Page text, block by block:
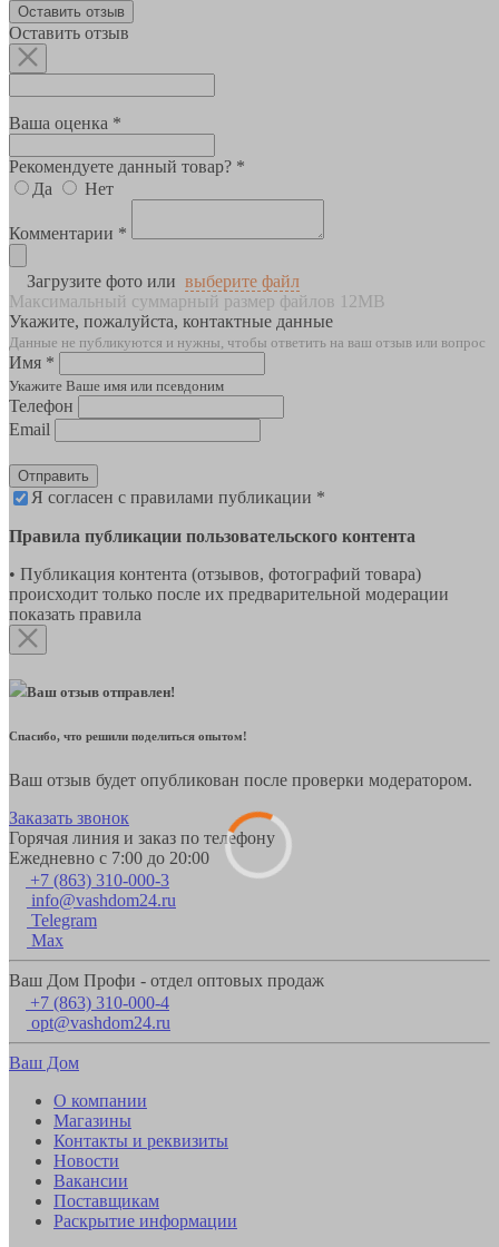
Оставить отзыв
Оставить отзыв
Ваша оценка *
Рекомендуете данный товар? *
Да
Нет
Комментарии *
Загрузите фото или выберите файл
Максимальный суммарный размер файлов 12MB
Укажите, пожалуйста, контактные данные
Данные не публикуются и нужны, чтобы ответить на ваш отзыв или вопрос
Имя *
Укажите Ваше имя или псевдоним
Телефон
Email
Отправить
Я согласен с правилами публикации *
Правила публикации пользовательского контента
• Публикация контента (отзывов, фотографий товара)
происходит только после их предварительной модерации
показать правила
Ваш отзыв отправлен!
Спасибо, что решили поделиться опытом!
Ваш отзыв будет опубликован после проверки модератором.
Заказать звонок
Горячая линия и заказ по телефону
Ежедневно с 7:00 до 20:00
+7 (863) 310-000-3
info@vashdom24.ru
Telegram
Max
Ваш Дом Профи - отдел оптовых продаж
+7 (863) 310-000-4
opt@vashdom24.ru
Ваш Дом
О компании
Магазины
Контакты и реквизиты
Новости
Вакансии
Поставщикам
Раскрытие информации